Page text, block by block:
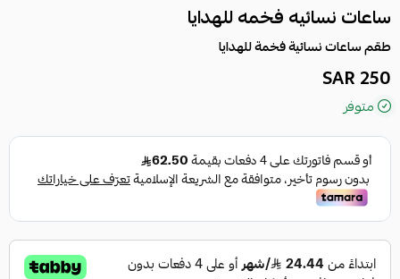
ساعات نسائيه فخمه للهدايا
طقم ساعات نسائية فخمة للهدايا
250 SAR
متوفر